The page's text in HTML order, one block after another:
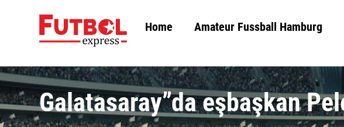
content
Home Amateur Fussball Hamburg
Galatasaray”da eşbaşkan